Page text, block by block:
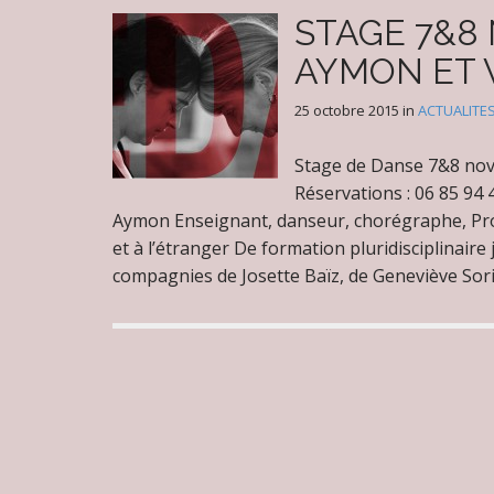
STAGE
AYMON ET
25 octobre 2015 in ACTUALITES
Stage de Danse 7&8
Réservations : 06 85
Aymon Enseignant, danseur, chorégraphe,
et à l’étranger De formation
compagnies de Josette Baïz, de Geneviève